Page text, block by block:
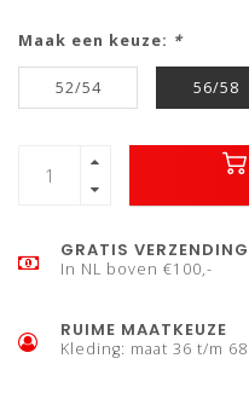
Maak een keuze: *
52/54 56/58
GRATIS VERZENDING
In NL boven €100,-
RUIME MAATKEUZE
Kleding: maat 36 t/m 68